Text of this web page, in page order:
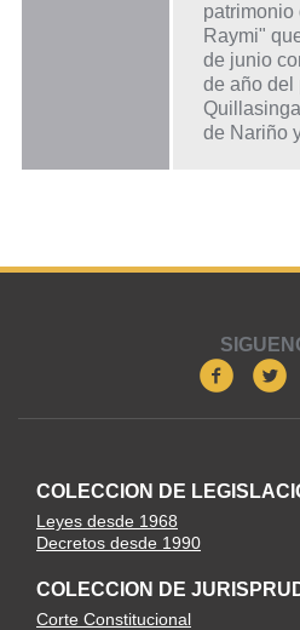
patrimonio
Raymi"
de junio
de año del
de Nariño
COLECCION DE
Leyes desde 1968
Decretos desde 1990
COLECCION DE
Corte Constitucional